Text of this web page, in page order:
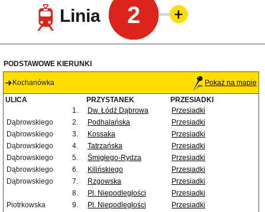
Linia 2
PODSTAWOWE KIERUNKI
Kochanówka Pokaż na mapie
ULICA PRZYSTANEK
PRZESIADKI
1.
Dw. Łódź Dąbrowa
Przesiadki
Dąbrowskiego
2. Podhalańska
Przesiadki
Dąbrowskiego
3. Kossaka
Przesiadki
Dąbrowskiego
4. Tatrzańska
Przesiadki
Dąbrowskiego
5. Śmigłego-Rydza
Przesiadki
Dąbrowskiego
6. Kilińskiego
Przesiadki
Dąbrowskiego
7. Rzgowska
Przesiadki
8.
Pl. Niepodległości
Przesiadki
Piotrkowska
9. Pl. Niepodległości
Przesiadki